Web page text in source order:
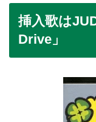
挿入歌は
Drive」